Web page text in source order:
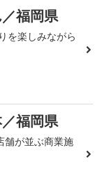
福岡県
を楽しみながら
福岡県
舗が並ぶ商業施